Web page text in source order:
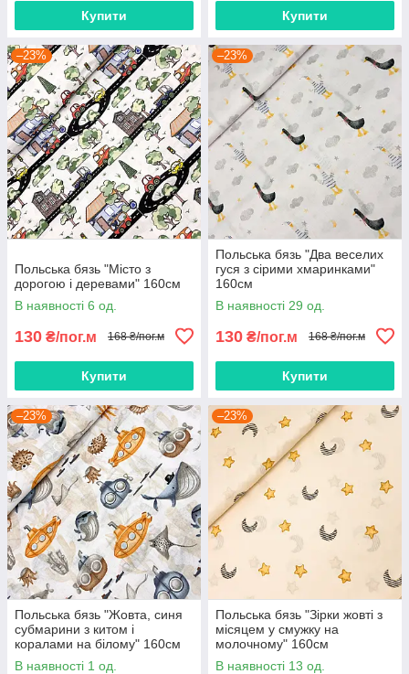
Купити Купити
–23%
Польська бязь "Місто з
дорогою і деревами" 160см
В наявності 6 од.
130 ₴/пог.м 168 ₴/пог.м
Купити
–23%
Польська бязь "Два веселих
гуся з сірими хмаринками"
160см
В наявності 29 од.
130 ₴/пог.м 168 ₴/пог.м
Купити
–23%
Польська бязь "Жовта, синя
субмарини з китом і
коралами на білому" 160см
В наявності 1 од.
–23%
Польська бязь "Зірки жовті з
місяцем у смужку на
молочному" 160см
В наявності 13 од.